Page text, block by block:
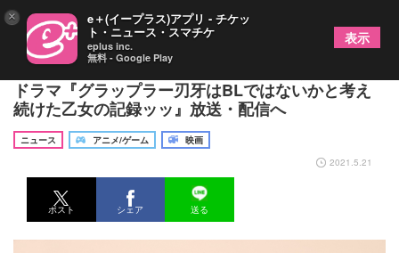
松本穂香が『刃牙』をBLとして読み解く愛好家に
ドラマ『グラップラー刃牙はBLではないかと考え
続けた⼄⼥の記録ッッ』放送・配信へ
ニュース アニメ/ゲーム
映画
2021.5.21
ポスト シェア 送る
× e＋(イープラス)アプリ - チケッ
ト・ニュース・スマチケ
eplus inc.
無料 - Google Play
表示